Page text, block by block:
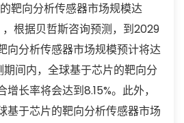
靶向分析传感器市场规模达
根据贝哲斯咨询预测，到2029
向分析传感器市场规模预计将达
间内，全球基于芯片的靶向分
长率将会达到8.15%。此外，
基于芯片的靶向分析传感器市场